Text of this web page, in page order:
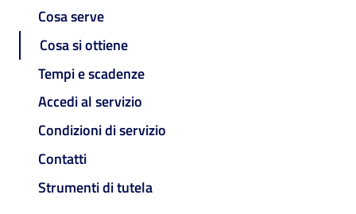
Cosa serve
Cosa si ottiene
Tempi e scadenze
Accedi al servizio
Condizioni di servizio
Contatti
Strumenti di tutela